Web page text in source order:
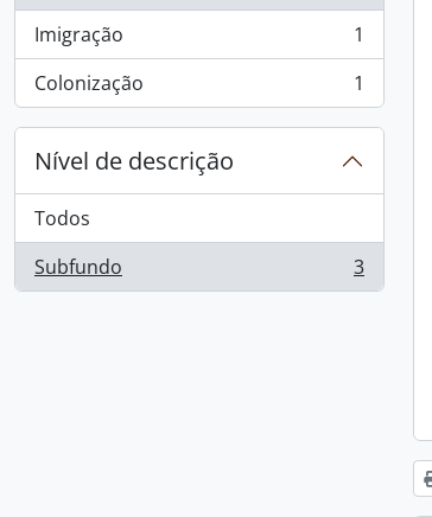
Imigração
, 1 resultados
1
Colonização
, 1 resultados 1
Nível de descrição
Todos
Subfundo
, 3 resultados 3